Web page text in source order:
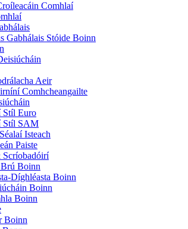
Comhlaí
Gabhálais Stóide Boinn
Aeir
Comhcheangailte
Stíl Euro
Stíl SAM
Isteach
Paiste
Scríobadóirí
Boinn
Díghléasta Boinn
Boinn
Boinn
Boinn